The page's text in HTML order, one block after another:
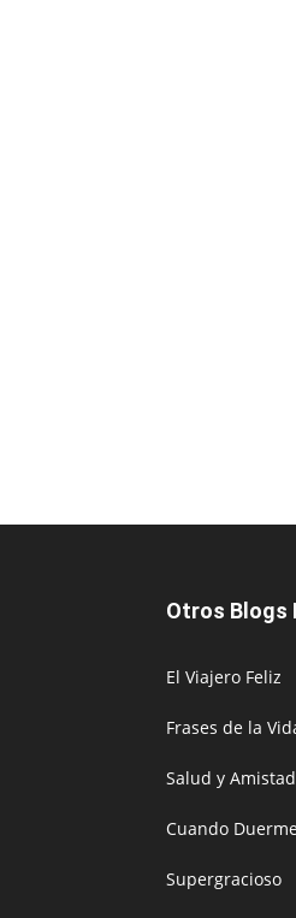
Otros Blogs
El Viajero Feliz
Frases de la
Salud y Amistad
Cuando
Supergracioso